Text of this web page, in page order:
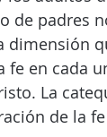
de padres
fe en cada
La
de la